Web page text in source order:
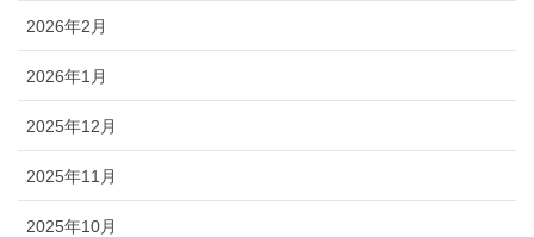
2026年2月
2026年1月
2025年12月
2025年11月
2025年10月